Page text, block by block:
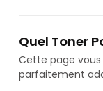
Quel Toner
Cette page
parfaitement